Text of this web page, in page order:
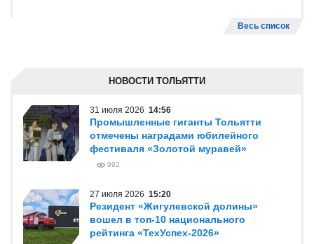
Весь список
НОВОСТИ ТОЛЬЯТТИ
31 июля 2026 14:56
Промышленные гиганты Тольятти
отмечены наградами юбилейного
фестиваля «Золотой муравей»
992
27 июля 2026 15:20
Резидент «Жигулевской долины»
вошел в топ-10 национального
рейтинга «ТехУспех-2026»